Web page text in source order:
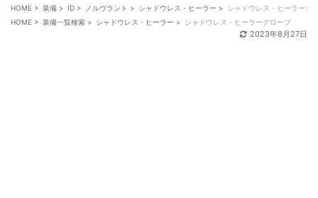
HOME > 装備 > ID > ノルヴラント > シャドウレス・ヒーラー > シャドウレス・ヒーラーグ
HOME > 装備一覧検索 > シャドウレス・ヒーラー > シャドウレス・ヒーラーグローブ
2023年8月27日